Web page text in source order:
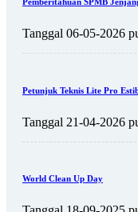
Tanggal 06-05-2026
Petunjuk Teknis Lite Pro
Tanggal 21-04-2026
World Clean Up Day